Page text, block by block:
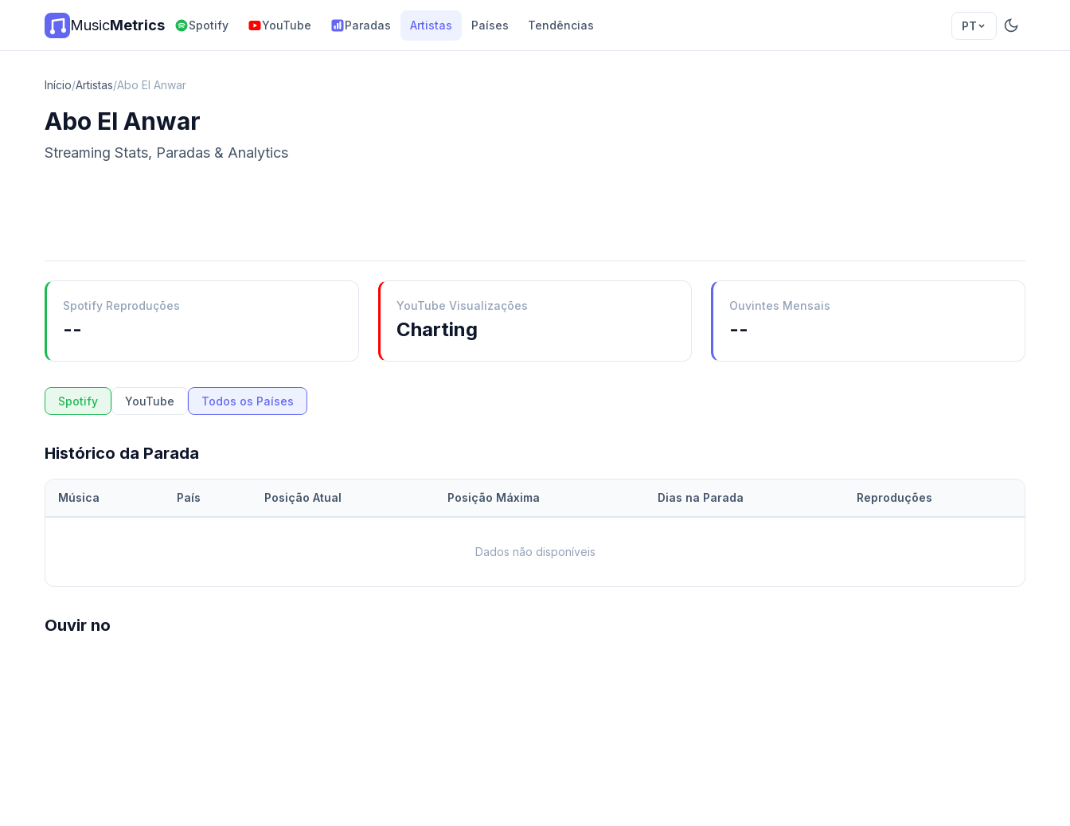
MusicMetrics Spotify YouTube Paradas Artistas Países Tendências PT
Início/Artistas/Abo El Anwar
Abo El Anwar
Streaming Stats, Paradas & Analytics
Spotify Reproduções
--
YouTube Visualizações
Charting
Ouvintes Mensais
--
Spotify YouTube Todos os Países
Histórico da Parada
Música País Posição Atual Posição Máxima Dias na Parada Reproduções
Dados não disponíveis
Ouvir no